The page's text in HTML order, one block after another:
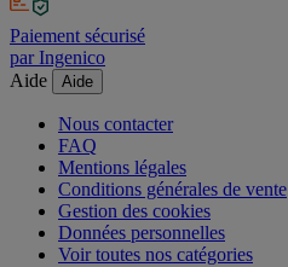
Paiement sécurisé
par Ingenico
Aide
Aide
Nous contacter
FAQ
Mentions légales
Conditions générales de vente
Gestion des cookies
Données personnelles
Voir toutes nos catégories